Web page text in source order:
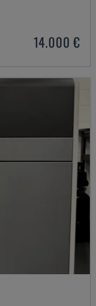
14.000 €